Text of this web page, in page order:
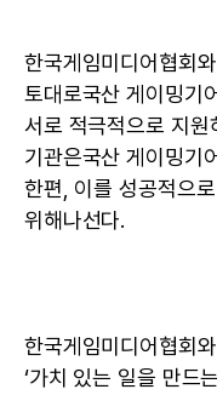
한국게임미디어협회
토대로국산 게이밍기
서로 적극적으로 지
기관은국산 게이밍기
한편, 이를 성공적으
위해나선다.
한국게임미디어협회
‘가치 있는 일을 만드